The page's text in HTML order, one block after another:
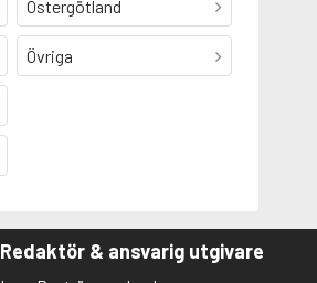
Östergötland
Övriga
Redaktör & ansvarig utgivare